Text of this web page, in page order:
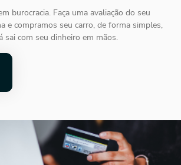
burocracia. Faça uma avaliação do seu
e compramos seu carro, de forma simples,
sai com seu dinheiro em mãos.